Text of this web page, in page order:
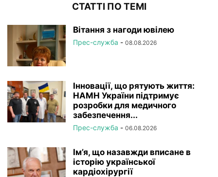
СТАТТІ ПО ТЕМІ
Вітання з нагоди ювілею
Прес-служба - 08.08.2026
Інновації, що рятують життя:
НАМН України підтримує
розробки для медичного
забезпечення...
Прес-служба - 06.08.2026
Ім’я, що назавжди вписане в
історію української
кардіохірургії